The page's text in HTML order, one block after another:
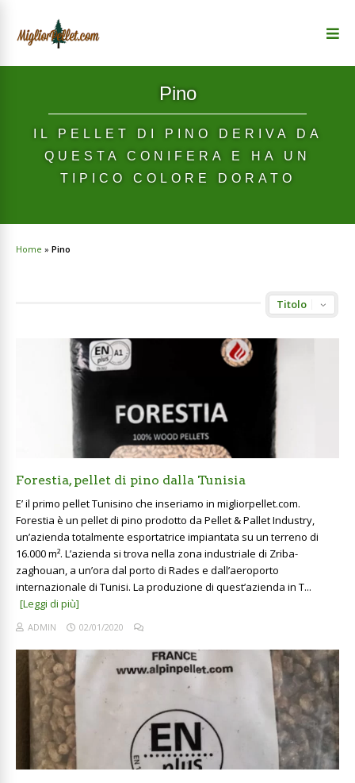
Pino
IL PELLET DI PINO DERIVA DA
QUESTA CONIFERA E HA UN
TIPICO COLORE DORATO
Home » Pino
Forestia, pellet di pino dalla Tunisia
E’ il primo pellet Tunisino che inseriamo in migliorpellet.com.
Forestia è un pellet di pino prodotto da Pellet & Pallet Industry,
un’azienda totalmente esportatrice impiantata su un terreno di
16.000 m². L’azienda si trova nella zona industriale di Zriba-
zaghouan, a un’ora dal porto di Rades e dall’aeroporto
internazionale di Tunisi. La produzione di quest’azienda in T...
[Leggi di più]
ADMIN 02/01/2020